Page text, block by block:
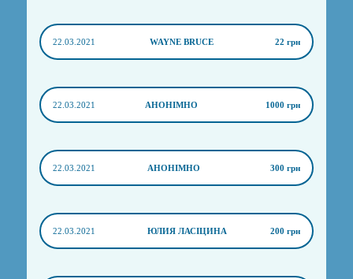
22.03.2021 WAYNE BRUCE 22 грн
22.03.2021 АНОНІМНО 1000 грн
22.03.2021 АНОНІМНО 300 грн
22.03.2021 ЮЛИЯ ЛАСІЦИНА 200 грн